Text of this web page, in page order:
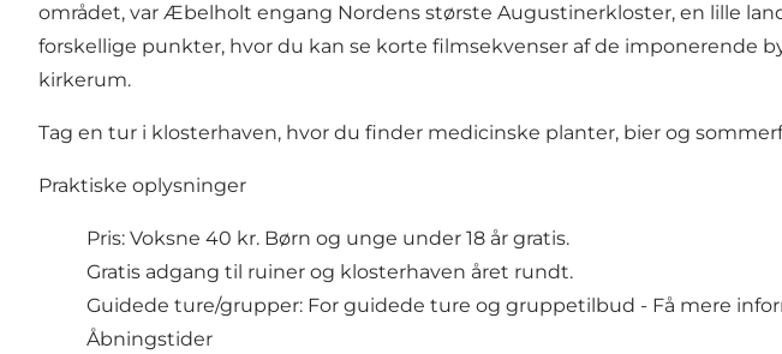
området, var Æbelholt engang Nordens største Augustinerkloster, en lille
forskellige punkter, hvor du kan se korte filmsekvenser af de imponerende
kirkerum.
Tag en tur i klosterhaven, hvor du finder medicinske planter, bier og
Praktiske oplysninger
Pris: Voksne 40 kr. Børn og unge under 18 år gratis.
Gratis adgang til ruiner og klosterhaven året rundt.
Guidede ture/grupper: For guidede ture og gruppetilbud - Få mere
Åbningstider